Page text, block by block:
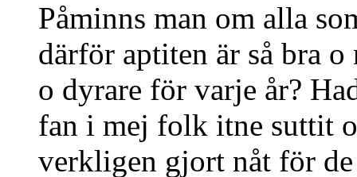
Påminns man om alla
därför aptiten är så bra
o dyrare för varje år?
fan i mej folk itne suttit
verkligen gjort nåt för